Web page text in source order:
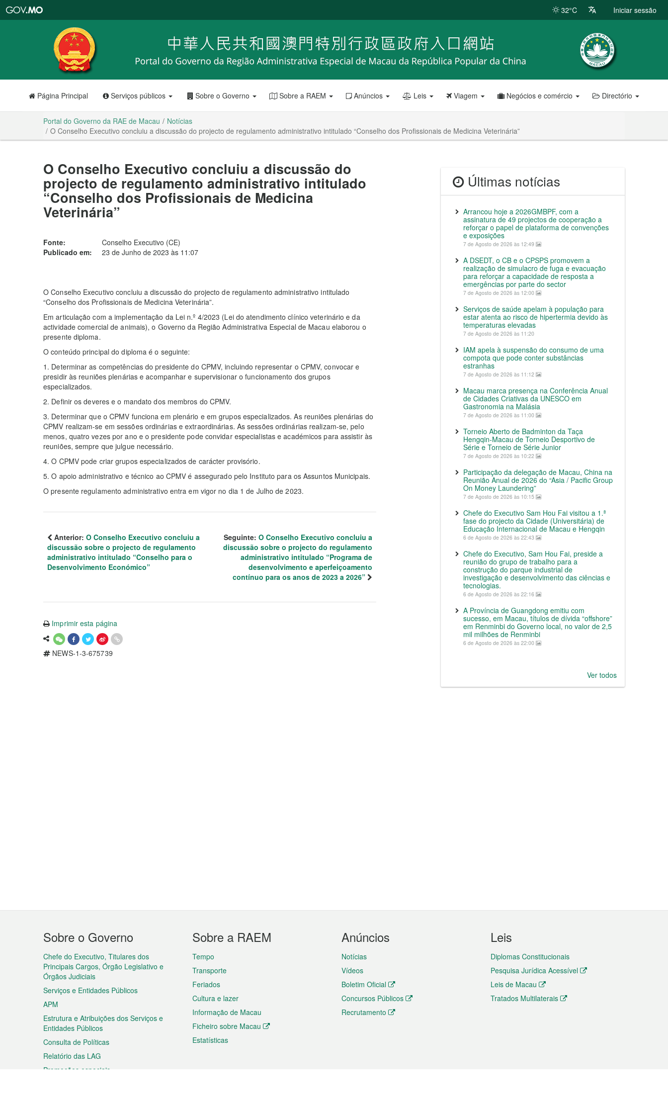
RAE
de
Macau
32°C Iniciar sessão
Página Principal Serviços públicos Sobre o Governo Sobre a RAEM Anúncios Leis Viagem Negócios e comércio Directório
Portal do Governo da RAE de Macau
Notícias
O Conselho Executivo concluiu a discussão do projecto de regulamento administrativo intitulado “Conselho dos Profissionais de Medicina Veterinária”
O Conselho Executivo concluiu a discussão do
projecto de regulamento administrativo intitulado
“Conselho dos Profissionais de Medicina
Veterinária”
Fonte:
Conselho Executivo (CE)
Publicado em:
23 de Junho de 2023 às 11:07
O Conselho Executivo concluiu a discussão do projecto de regulamento administrativo intitulado
“Conselho dos Profissionais de Medicina Veterinária”.
Em articulação com a implementação da Lei n.º 4/2023 (Lei do atendimento clínico veterinário e da
actividade comercial de animais), o Governo da Região Administrativa Especial de Macau elaborou o
presente diploma.
O conteúdo principal do diploma é o seguinte:
1. Determinar as competências do presidente do CPMV, incluindo representar o CPMV, convocar e
presidir às reuniões plenárias e acompanhar e supervisionar o funcionamento dos grupos
especializados.
2. Definir os deveres e o mandato dos membros do CPMV.
3. Determinar que o CPMV funciona em plenário e em grupos especializados. As reuniões plenárias do
CPMV realizam-se em sessões ordinárias e extraordinárias. As sessões ordinárias realizam-se, pelo
menos, quatro vezes por ano e o presidente pode convidar especialistas e académicos para assistir às
reuniões, sempre que julgue necessário.
4. O CPMV pode criar grupos especializados de carácter provisório.
5. O apoio administrativo e técnico ao CPMV é assegurado pelo Instituto para os Assuntos Municipais.
O presente regulamento administrativo entra em vigor no dia 1 de Julho de 2023.
Anterior: O Conselho Executivo concluiu a
discussão sobre o projecto de regulamento
administrativo intitulado “Conselho para o
Desenvolvimento Económico”
Seguinte: O Conselho Executivo concluiu a
discussão sobre o projecto do regulamento
administrativo intitulado “Programa de
desenvolvimento e aperfeiçoamento
contínuo para os anos de 2023 a 2026”
Imprimir esta página
NEWS-1-3-675739
Últimas notícias
Arrancou hoje a 2026GMBPF, com a
assinatura de 49 projectos de cooperação a
reforçar o papel de plataforma de convenções
e exposições
7 de Agosto de 2026 às 12:49
A DSEDT, o CB e o CPSPS promovem a
realização de simulacro de fuga e evacuação
para reforçar a capacidade de resposta a
emergências por parte do sector
7 de Agosto de 2026 às 12:00
Serviços de saúde apelam à população para
estar atenta ao risco de hipertermia devido às
temperaturas elevadas
7 de Agosto de 2026 às 11:20
IAM apela à suspensão do consumo de uma
compota que pode conter substâncias
estranhas
7 de Agosto de 2026 às 11:12
Macau marca presença na Conferência Anual
de Cidades Criativas da UNESCO em
Gastronomia na Malásia
7 de Agosto de 2026 às 11:00
Torneio Aberto de Badminton da Taça
Hengqin-Macau de Torneio Desportivo de
Série e Torneio de Série Junior
7 de Agosto de 2026 às 10:22
Participação da delegação de Macau, China na
Reunião Anual de 2026 do “Asia / Pacific Group
On Money Laundering”
7 de Agosto de 2026 às 10:15
Chefe do Executivo Sam Hou Fai visitou a 1.ª
fase do projecto da Cidade (Universitária) de
Educação Internacional de Macau e Hengqin
6 de Agosto de 2026 às 22:43
Chefe do Executivo, Sam Hou Fai, preside a
reunião do grupo de trabalho para a
construção do parque industrial de
investigação e desenvolvimento das ciências e
tecnologias.
6 de Agosto de 2026 às 22:16
A Província de Guangdong emitiu com
sucesso, em Macau, títulos de dívida “offshore”
em Renminbi do Governo local, no valor de 2,5
mil milhões de Renminbi
6 de Agosto de 2026 às 22:00
Ver todos
Menu
do
rodapé
Sobre o Governo
Chefe do Executivo, Titulares dos
Principais Cargos, Órgão Legislativo e
Órgãos Judiciais
Serviços e Entidades Públicos
APM
Estrutura e Atribuições dos Serviços e
Entidades Públicos
Consulta de Políticas
Relatório das LAG
Promoções especiais
Sobre a RAEM
Tempo
Transporte
Feriados
Cultura e lazer
Informação de Macau
Ficheiro sobre Macau
Estatísticas
Anúncios
Notícias
Vídeos
Boletim Oficial
Concursos Públicos
Recrutamento
Leis
Diplomas Constitucionais
Pesquisa Jurídica Acessível
Leis de Macau
Tratados Multilaterais